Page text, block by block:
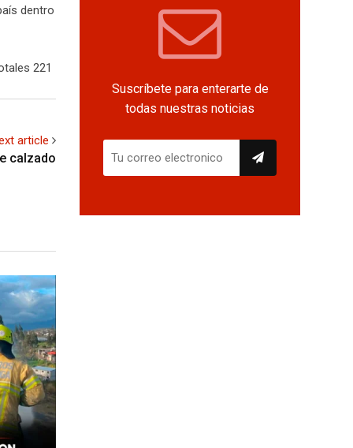
dentro
221
article
calzado
Suscríbete para enterarte de
todas nuestras noticias